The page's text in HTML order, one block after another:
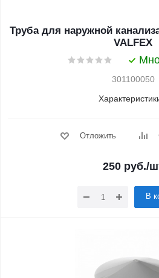
Труба для наружной
VALFEX
301100050
Отложить
250 руб./
В